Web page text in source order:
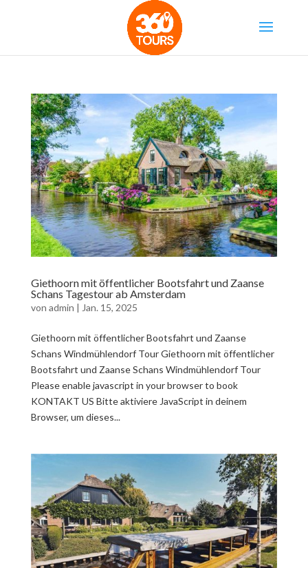
Giethoorn mit öffentlicher Bootsfahrt und Zaanse
Schans Tagestour ab Amsterdam
von admin | Jan. 15, 2025
Giethoorn mit öffentlicher Bootsfahrt und Zaanse
Schans Windmühlendorf Tour Giethoorn mit öffentlicher
Bootsfahrt und Zaanse Schans Windmühlendorf Tour
Please enable javascript in your browser to book
KONTAKT US Bitte aktiviere JavaScript in deinem
Browser, um dieses...